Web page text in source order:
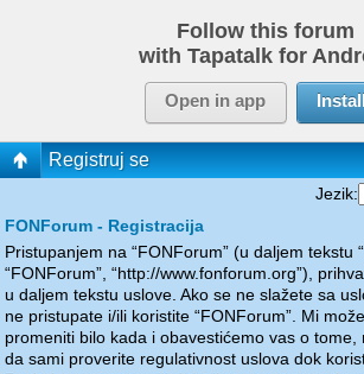
Follow this forum
with Tapatalk for
Open in app Install
Registruj se
Jezik:
FONForum - Registracija
Pristupanjem na “FONForum” (u daljem tekstu
“FONForum”, “http://www.fonforum.org”),
u daljem tekstu uslove. Ako se ne slažete sa
ne pristupate i/ili koristite “FONForum”. Mi
promeniti bilo kada i obavestićemo vas o
da sami proverite regulativnost uslova dok